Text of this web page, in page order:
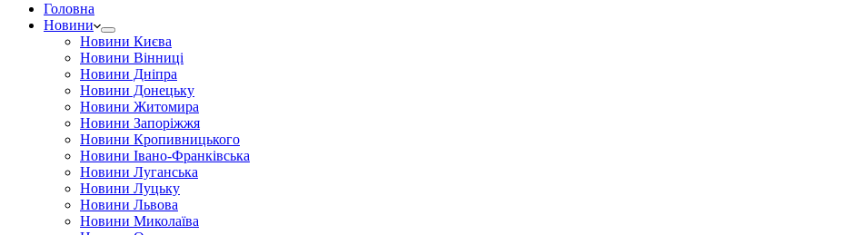
Головна
Новини
Новини Києва
Новини Вінниці
Новини Дніпра
Новини Донецьку
Новини Житомира
Новини Запоріжжя
Новини Кропивницького
Новини Івано-Франківська
Новини Луганська
Новини Луцьку
Новини Львова
Новини Миколаїва